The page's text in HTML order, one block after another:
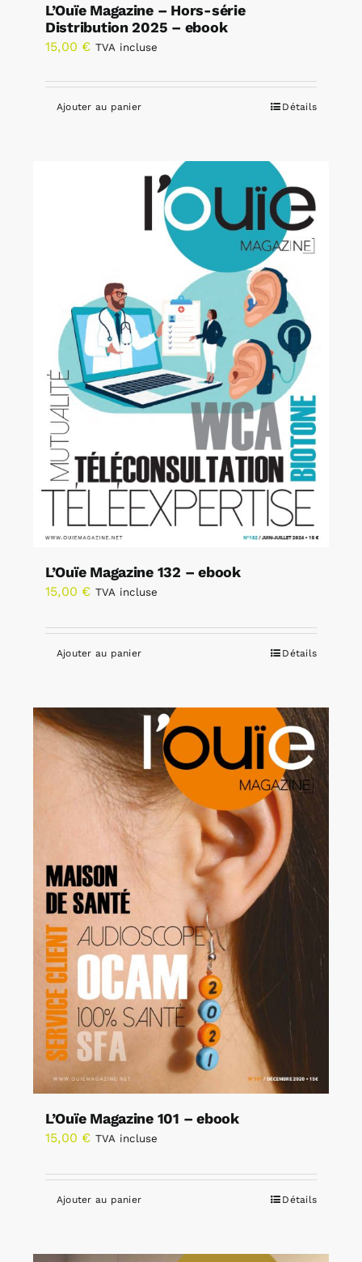
L’Ouïe Magazine – Hors-série
Distribution 2025 – ebook
15,00 € TVA incluse
Ajouter au panier Détails
L’Ouïe Magazine 132 – ebook
15,00 € TVA incluse
Ajouter au panier Détails
L’Ouïe Magazine 101 – ebook
15,00 € TVA incluse
Ajouter au panier Détails